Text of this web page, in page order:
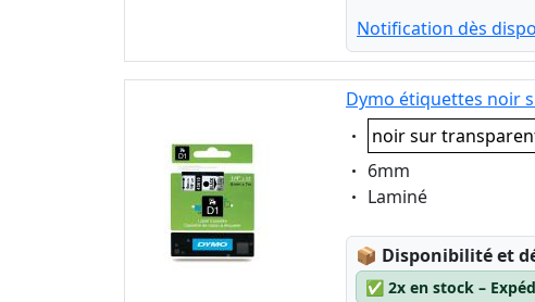
Notification dès
Dymo étiquettes noir
Eigenschaft:
noir sur
Eigenschaft:
6mm
Eigenschaft:
Laminé
📦 Lagerstatus:
Disponibilité et
✅ 2x en stock –